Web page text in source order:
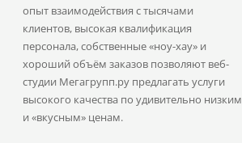
опыт взаимодействия с тысячами
клиентов, высокая квалификация
персонала, собственные «ноу-хау» и
хороший объём заказов позволяют веб-
студии Мегагрупп.ру предлагать услуги
высокого качества по удивительно низким
и «вкусным» ценам.